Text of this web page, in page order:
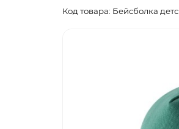
Код товара: Бейсболка